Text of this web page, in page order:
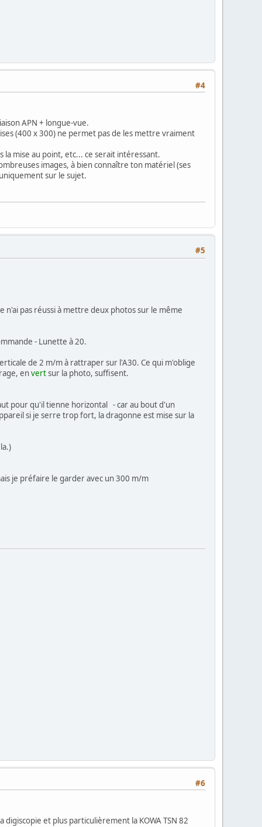
#4
APN + longue-vue.
(400 x 300) ne permet pas de les mettre vraiment
la mise au point, etc... ce serait intéressant.
images, à bien connaître ton matériel (ses
sur le sujet.
#5
n'ai pas réussi à mettre deux photos sur le même
- Lunette à 20.
de 2 m/m à rattraper sur l'A30. Ce qui m'oblige
envertsur la photo, suffisent.
pour qu'il tienne horizontal - car au bout d'un
si je serre trop fort, la dragonne est mise sur la
je préfaire le garder avec un 300 m/m
#6
et plus particulièrement la KOWA TSN 82